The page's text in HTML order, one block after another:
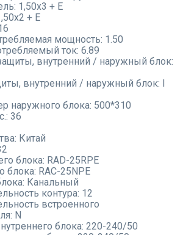
1,50x3 + E
+ E
мощность: 1.50
ток: 6.89
внутренний / наружный блок:
внутренний / наружный блок: I
наружного блока: 500*310
36
Китай
блока: RAD-25RPE
блока: RAC-25NPE
Канальный
контура: 12
встроенного
N
блока: 220-240/50